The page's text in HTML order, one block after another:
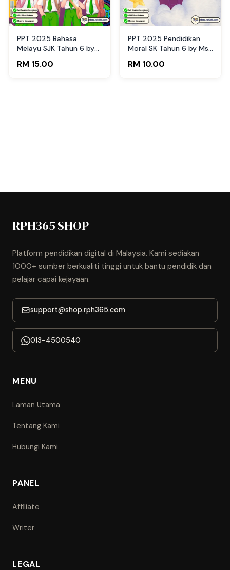
PPT 2025 Bahasa
Melayu SJK Tahun 6 by
RM 15.00
PPT 2025 Pendidikan
Moral SK Tahun 6 by Ms
RM 10.00
RPH365 SHOP
Platform pendidikan digital di Malaysia. Kami sediakan
1000+ sumber berkualiti tinggi untuk bantu pendidik dan
pelajar capai kejayaan.
support@shop.rph365.com
013-4500540
MENU
Laman Utama
Tentang Kami
Hubungi Kami
PANEL
Affiliate
Writer
LEGAL